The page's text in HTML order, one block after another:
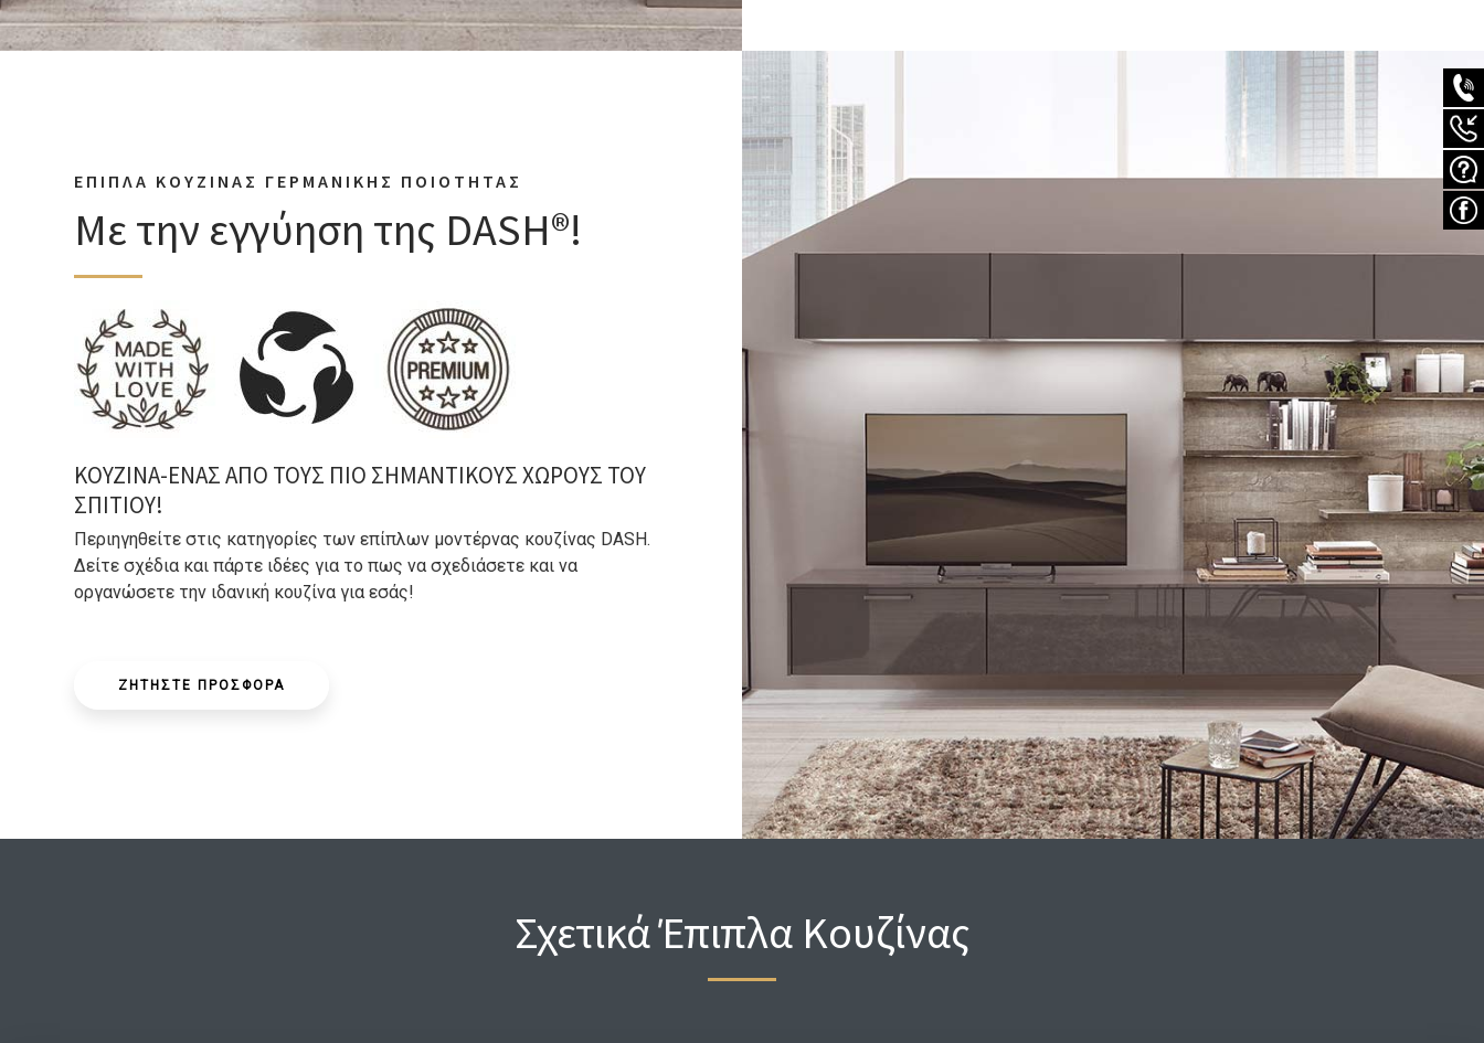
ΕΠΙΠΛΑ ΚΟΥΖΙΝΑΣ ΓΕΡΜΑΝΙΚΗΣ ΠΟΙΟΤΗΤΑΣ
Με την εγγύηση της DASH®!
ΚΟΥΖΙΝΑ-ΕΝΑΣ ΑΠΟ ΤΟΥΣ ΠΙΟ ΣΗΜΑΝΤΙΚΟΥΣ ΧΩΡΟΥΣ ΤΟΥ
ΣΠΙΤΙΟΥ!
Περιηγηθείτε στις κατηγορίες των επίπλων μοντέρνας κουζίνας DASH.
Δείτε σχέδια και πάρτε ιδέες για το πως να σχεδιάσετε και να
οργανώσετε την ιδανική κουζίνα για εσάς!
ΖΗΤΗΣΤΕ ΠΡΟΣΦΟΡΑ
Σχετικά Έπιπλα Κουζίνας